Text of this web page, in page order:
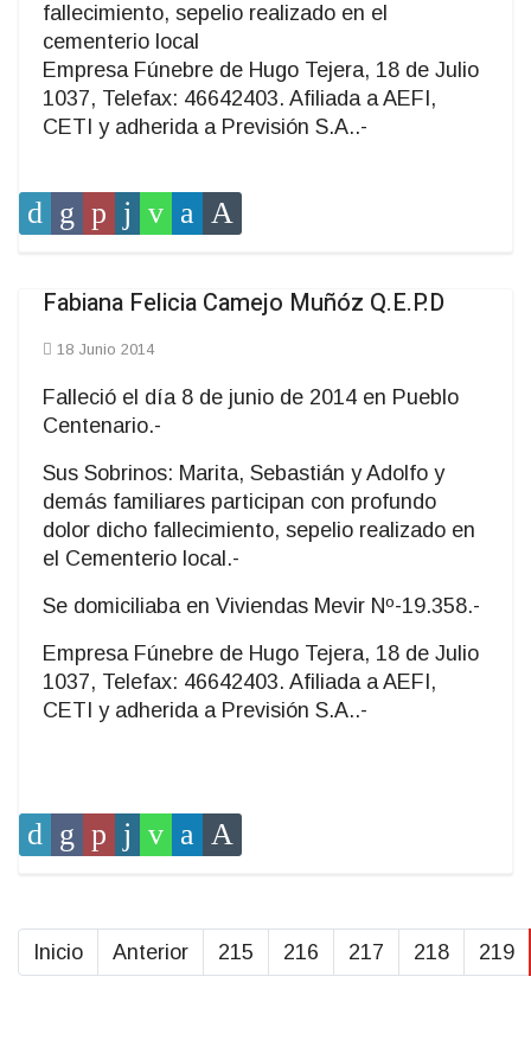
fallecimiento, sepelio realizado en el
cementerio local
Empresa Fúnebre de Hugo Tejera, 18 de Julio
1037, Telefax: 46642403. Afiliada a AEFI,
CETI y adherida a Previsión S.A..-
Fabiana Felicia Camejo Muñóz Q.E.P.D
18 Junio 2014
Falleció el día 8 de junio de 2014 en Pueblo
Centenario.-
Sus Sobrinos: Marita, Sebastián y Adolfo y
demás familiares participan con profundo
dolor dicho fallecimiento, sepelio realizado en
el Cementerio local.-
Se domiciliaba en Viviendas Mevir Nº-19.358.-
Empresa Fúnebre de Hugo Tejera, 18 de Julio
1037, Telefax: 46642403. Afiliada a AEFI,
CETI y adherida a Previsión S.A..-
Inicio Anterior 215 216 217 218 219